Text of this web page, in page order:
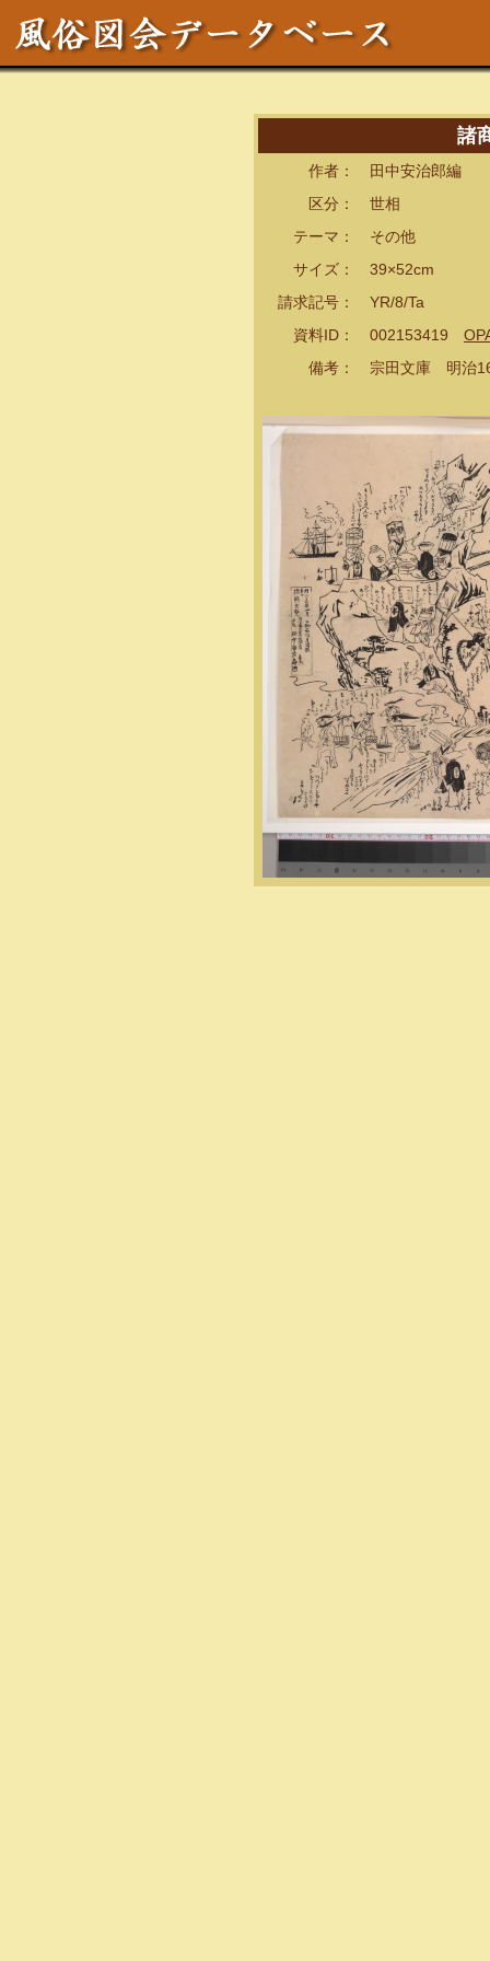
諸
作者： 田中安治郎編
区分： 世相
テーマ： その他
サイズ： 39×52cm
請求記号： YR/8/Ta
資料ID： 002153419
備考： 宗田文庫 明治16